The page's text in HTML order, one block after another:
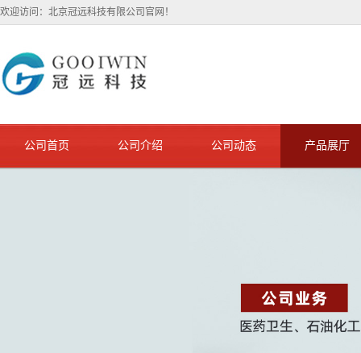
欢迎访问：北京冠远科技有限公司官网！
公司首页 公司介绍 公司动态 产品展厅